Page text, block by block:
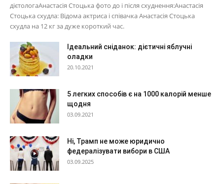
дієтологаАнастасія Стоцька фото до і після схуднення:Анастасія
Стоцька схудла: Відома актриса і співачка Анастасія Стоцька
схудла на 12 кг за дуже короткий час.
Ідеальний сніданок: дієтичні яблучні
оладки
20.10.2021
5 легких способів є на 1000 калорій менше
щодня
03.09.2021
Ні, Трамп не може юридично
федералізувати вибори в США
03.09.2025